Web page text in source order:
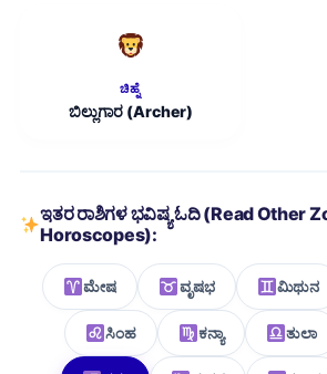
ಚಿಹ್ನೆ
ಬಿಲ್ಲುಗಾರ (Archer)
ಇತರ ರಾಶಿಗಳ ಭವಿಷ್ಯ ಓದಿ (Read Other
Horoscopes):
ಮೇಷ ವೃಷಭ ಮಿಥುನ
ಸಿಂಹ ಕನ್ಯಾ ತುಲಾ